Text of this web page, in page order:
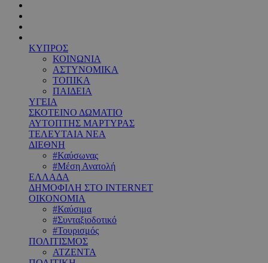
ΚΥΠΡΟΣ
ΚΟΙΝΩΝΙΑ
ΑΣΤΥΝΟΜΙΚΑ
ΤΟΠΙΚΑ
ΠΑΙΔΕΙΑ
ΥΓΕΙΑ
ΣΚΟΤΕΙΝΟ ΔΩΜΑΤΙΟ
ΑΥΤΟΠΤΗΣ ΜΑΡΤΥΡΑΣ
ΤΕΛΕΥΤΑΙΑ ΝΕΑ
ΔΙΕΘΝΗ
#Καύσωνας
#Μέση Ανατολή
ΕΛΛΑΔΑ
ΔΗΜΟΦΙΛΗ ΣΤΟ INTERNET
ΟΙΚΟΝΟΜΙΑ
#Καύσιμα
#Συνταξιοδοτικό
#Τουρισμός
ΠΟΛΙΤΙΣΜΟΣ
ΑΤΖΕΝΤΑ